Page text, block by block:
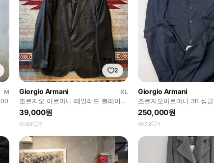
M
2
Giorgio Armani
XL
조르지오 아르마니 테일러드 블레이저
정장자켓 [차콜] XL/105
39,000원
40 2
Giorgio Armani
조르지오아르마니 3B 싱
드 블레이저 & 슬랙스 셋업
250,000원
23 1